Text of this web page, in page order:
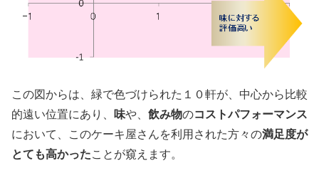
この図からは、緑で色づけられた１０軒が、中心から比較
的遠い位置にあり、
味や、 飲み物のコストパフォーマンス
において、このケーキ屋さんを利用された方々の満足度が
とても高かったことが窺えます。